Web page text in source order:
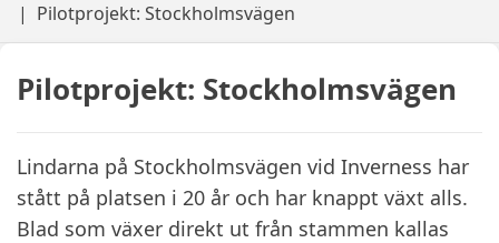
Pilotprojekt: Stockholmsvägen
Pilotprojekt: Stockholmsvägen
Lindarna på Stockholmsvägen vid Inverness har
stått på platsen i 20 år och har knappt växt alls.
Blad som växer direkt ut från stammen kallas